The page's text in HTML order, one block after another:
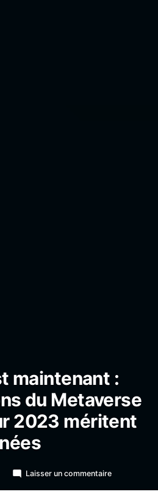
maintenant :
du Metaverse
2023 méritent
Laisser un commentairesur